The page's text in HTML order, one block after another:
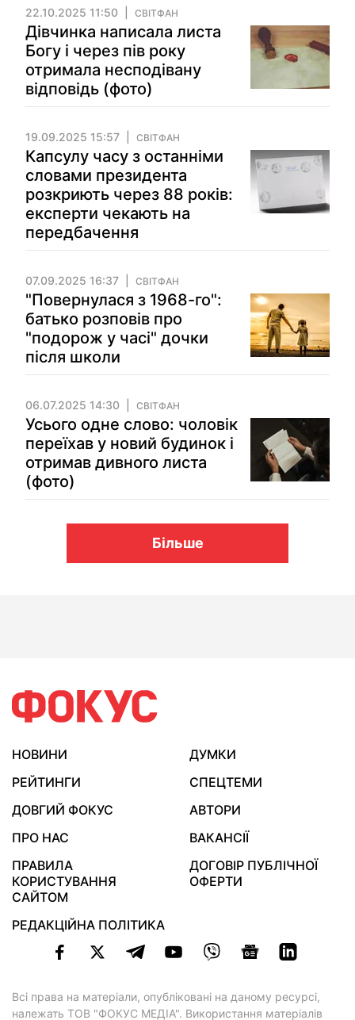
22.10.2025 11:50 СВІТФАН
Дівчинка написала листа
Богу і через пів року
отримала несподівану
відповідь (фото)
19.09.2025 15:57 СВІТФАН
Капсулу часу з останніми
словами президента
розкриють через 88 років:
експерти чекають на
передбачення
07.09.2025 16:37 СВІТФАН
"Повернулася з 1968-го":
батько розповів про
"подорож у часі" дочки
після школи
06.07.2025 14:30 СВІТФАН
Усього одне слово: чоловік
переїхав у новий будинок і
отримав дивного листа
(фото)
Більше
НОВИНИ
ДУМКИ
РЕЙТИНГИ
СПЕЦТЕМИ
ДОВГИЙ ФОКУС
АВТОРИ
ПРО НАС
ВАКАНСІЇ
ПРАВИЛА
КОРИСТУВАННЯ
САЙТОМ
ДОГОВІР ПУБЛІЧНОЇ
ОФЕРТИ
РЕДАКЦІЙНА ПОЛІТИКА
Всі права на матеріали, опубліковані на даному ресурсі,
належать ТОВ "ФОКУС МЕДІА". Використання матеріалів